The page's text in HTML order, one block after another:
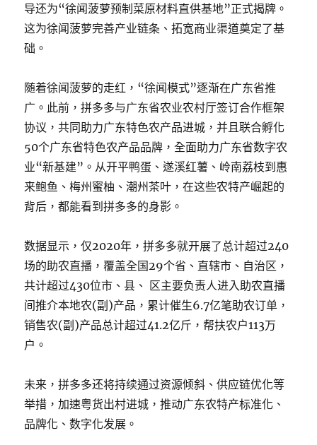
导还为“徐闻菠萝预制菜原材料直供基地”正式揭牌。
这为徐闻菠萝完善产业链条、拓宽商业渠道奠定了基
础。
随着徐闻菠萝的走红，“徐闻模式”逐渐在广东省推
广。此前，拼多多与广东省农业农村厅签订合作框架
协议，共同助力广东特色农产品进城，并且联合孵化
50个广东省特色农产品品牌，全面助力广东省数字农
业“新基建”。从开平鸭蛋、遂溪红薯、岭南荔枝到惠
来鲍鱼、梅州蜜柚、潮州茶叶，在这些农特产崛起的
背后，都能看到拼多多的身影。
数据显示，仅2020年，拼多多就开展了总计超过240
场的助农直播，覆盖全国29个省、直辖市、自治区，
共计超过430位市、县、 区主要负责人进入助农直播
间推介本地农(副)产品，累计催生6.7亿笔助农订单，
销售农(副)产品总计超过41.2亿斤，帮扶农户113万
户。
未来，拼多多还将持续通过资源倾斜、供应链优化等
举措，加速粤货出村进城，推动广东农特产标准化、
品牌化、数字化发展。